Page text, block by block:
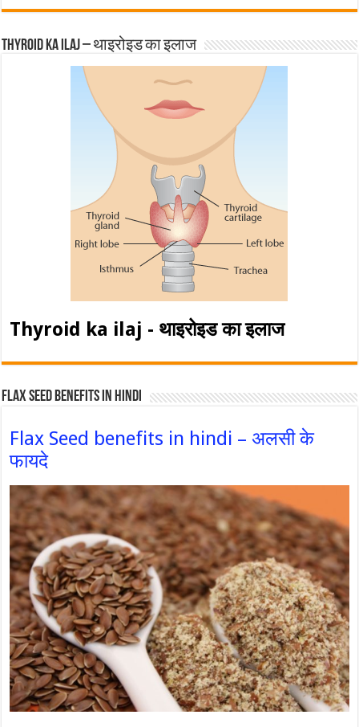
Thyroid ka ilaj – थाइरोइड का इलाज
Thyroid ka ilaj - थाइरोइड का इलाज
Flax Seed Benefits in hindi
Flax Seed benefits in hindi – अलसी के
फायदे